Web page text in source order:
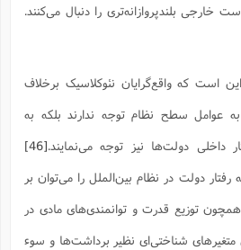
خارجی بلندپروازانه‌تری را دنبال می‌کنند.
است که واقع‌گرایان نئوکلاسیک برخلاف
عوامل سطح نظام توجه ندارند بلکه به
دولت‌ها نیز توجه می‌نمایند.[46]
رفتار دولت در نظام بین‌الملل را می‌توان بر
توزیع قدرت و توانمندی‌های مادی در
شناختی‌ای نظیر برداشت‌ها و سوء